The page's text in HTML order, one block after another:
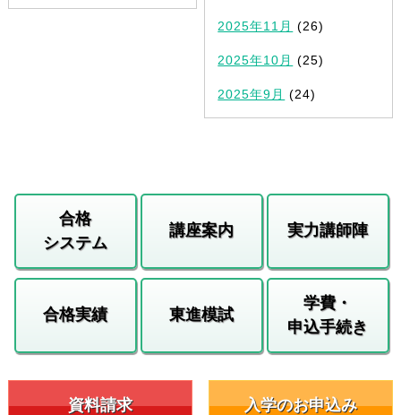
2025年11月 (26)
2025年10月 (25)
2025年9月 (24)
合格
システム
講座案内 実力講師陣
合格実績 東進模試
学費・
申込手続き
資料請求 入学のお申込み